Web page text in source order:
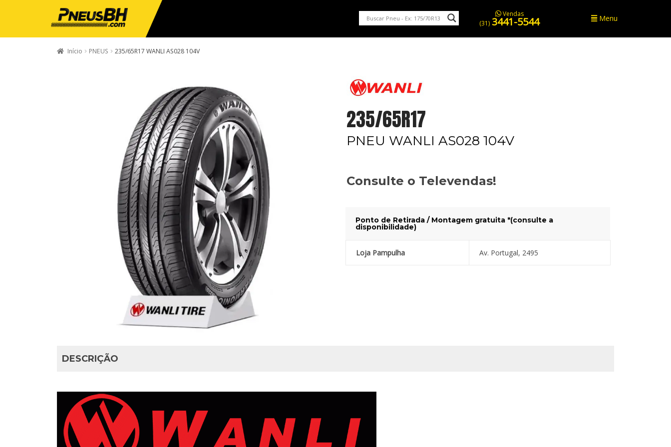
Vendas
(31) 3441-5544 Menu
Início PNEUS 235/65R17 WANLI AS028 104V
235/65R17
PNEU WANLI AS028 104V
Consulte o Televendas!
Ponto de Retirada / Montagem gratuita *(consulte a
disponibilidade)
Loja Pampulha Av. Portugal, 2495
DESCRIÇÃO